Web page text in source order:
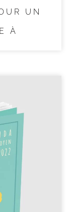
UN
À